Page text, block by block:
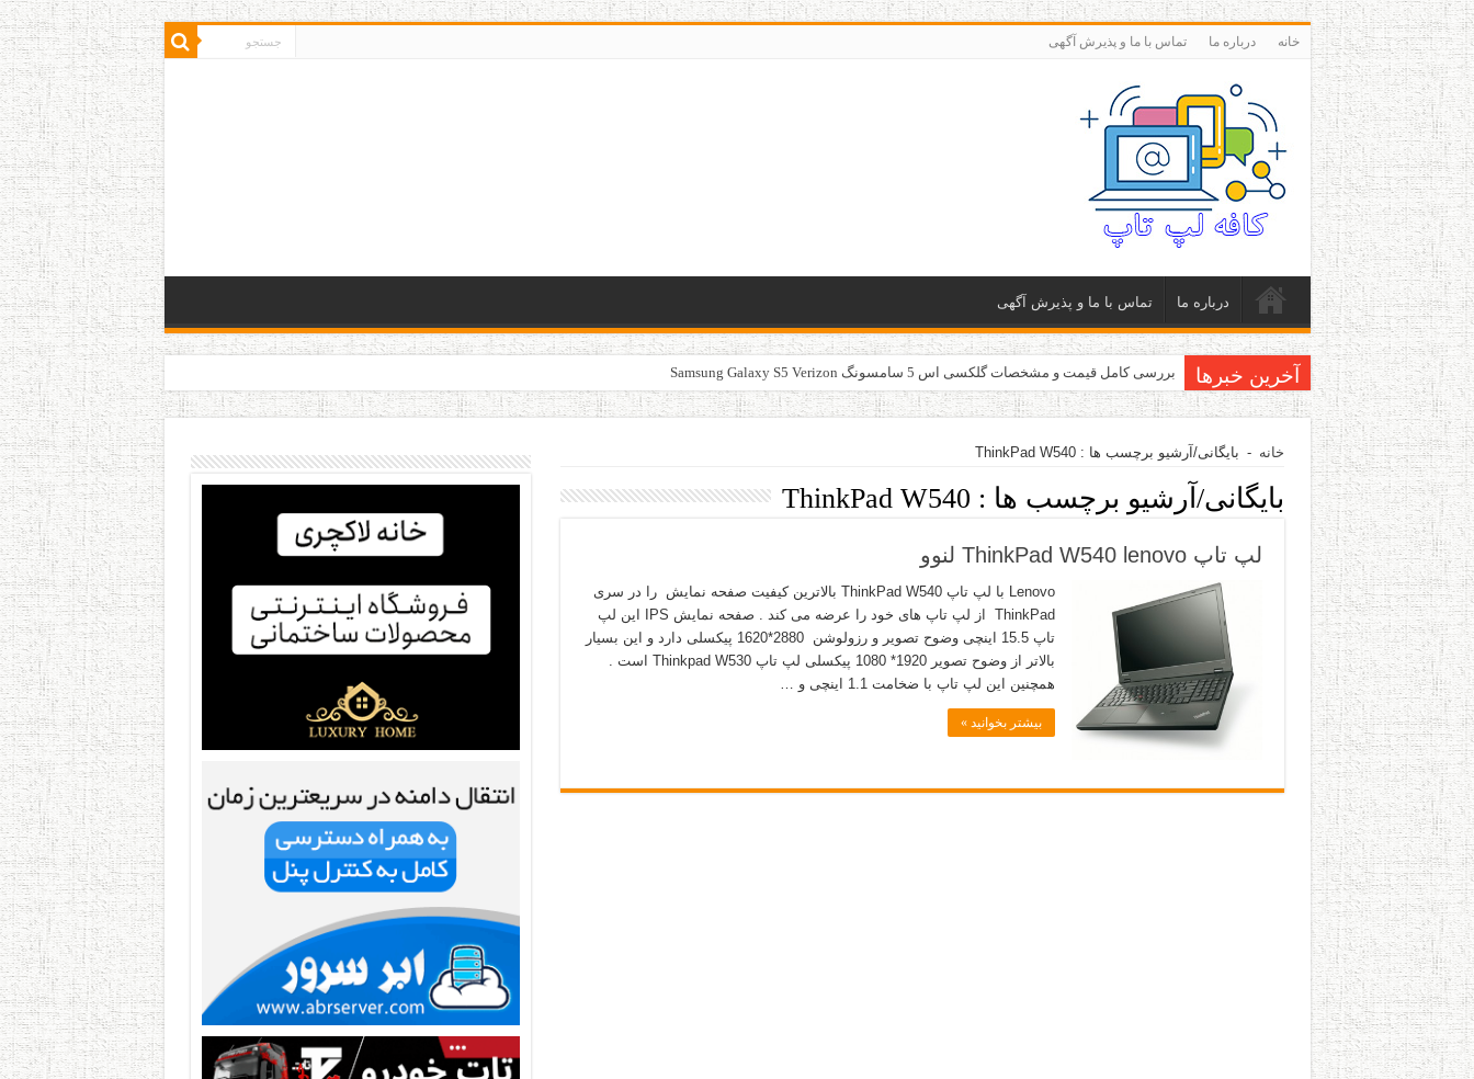
خانه درباره ما تماس با ما و پذیرش آگهی
درباره ما تماس با ما و پذیرش آگهی
آخرین خبرها بررسی کامل قیمت و مشخصات گلکسی اس 5 سامسونگ Samsung Galaxy S5 Verizon
خانه - بایگانی/آرشیو برچسب ها : ThinkPad W540
بایگانی/آرشیو برچسب ها : ThinkPad W540
لپ تاپ ThinkPad W540 lenovo لنوو
Lenovo با لپ تاپ ThinkPad W540 بالاترین کیفیت صفحه نمایش را در سری
ThinkPad از لپ تاپ های خود را عرضه می کند . صفحه نمایش IPS این لپ
تاپ 15.5 اینچی وضوح تصویر و رزولوشن 2880*1620 پیکسلی دارد و این بسیار
بالاتر از وضوح تصویر 1920* 1080 پیکسلی لپ تاپ Thinkpad W530 است .
همچنین این لپ تاپ با ضخامت 1.1 اینچی و …
بیشتر بخوانید »